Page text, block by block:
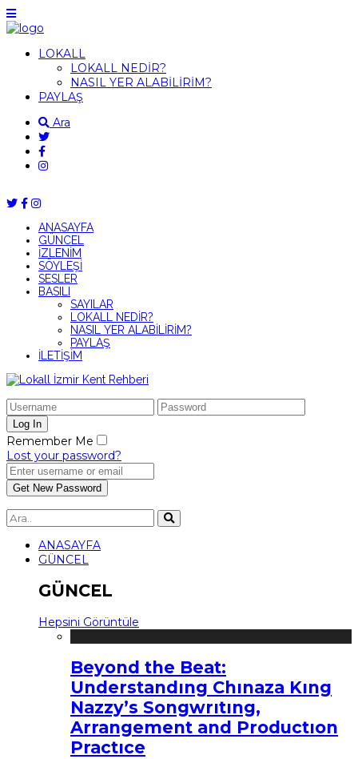
LOKALL
LOKALL NEDİR?
NASIL YER ALABİLİRİM?
PAYLAŞ
Ara
ANASAYFA
GÜNCEL
İZLENİM
SÖYLEŞİ
SESLER
BASILI
SAYILAR
LOKALL NEDİR?
NASIL YER ALABİLİRİM?
PAYLAŞ
İLETİŞİM
Remember Me
Lost your password?
ANASAYFA
GÜNCEL
GÜNCEL
Hepsini Görüntüle
Beyond the Beat:
Understandıng Chınaza Kıng
Nazzy’s Songwrıtıng,
Arrangement and Productıon
Practıce